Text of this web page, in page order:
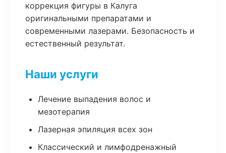
коррекция фигуры в Калуга
оригинальными препаратами и
современными лазерами. Безопасность и
естественный результат.
Наши услуги
Лечение выпадения волос и
мезотерапия
Лазерная эпиляция всех зон
Классический и лимфодренажный